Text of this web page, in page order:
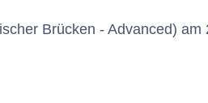
Brücken - Advanced) am